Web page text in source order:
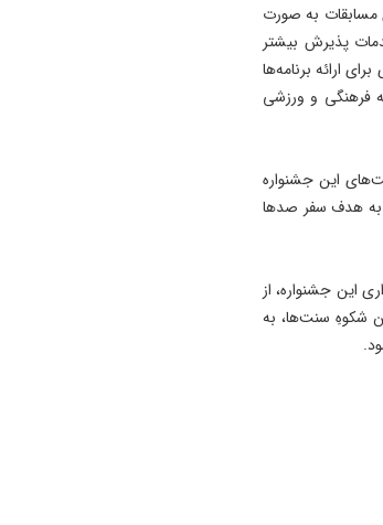
مسابقات به صورت
پذیرش بیشتر
ارائه برنامه‌ها
فرهنگی و ورزشی
این جشنواره
به هدف سفر صدها
این جشنواره، از
شکوهِ سنت‌ها، به